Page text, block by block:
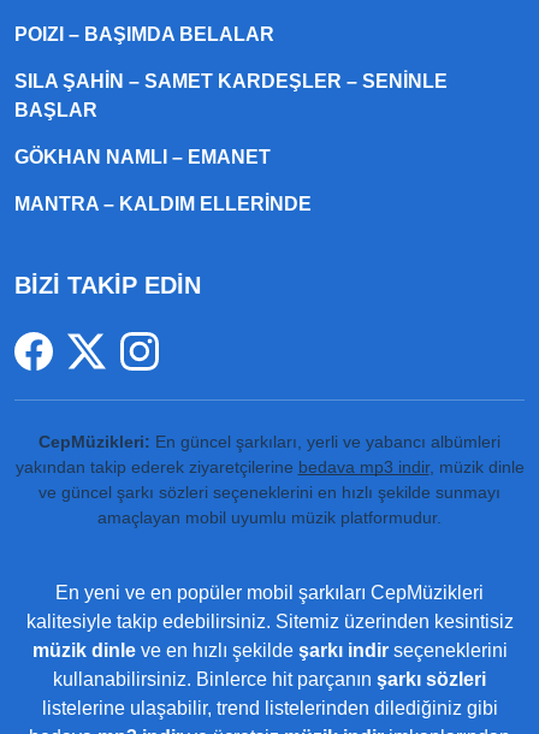
POIZI – BAŞIMDA BELALAR
SILA ŞAHIN – SAMET KARDEŞLER – SENINLE
BAŞLAR
GÖKHAN NAMLI – EMANET
MANTRA – KALDIM ELLERINDE
BİZİ TAKİP EDİN
CepMüzikleri: En güncel şarkıları, yerli ve yabancı albümleri
yakından takip ederek ziyaretçilerine bedava mp3 indir, müzik dinle
ve güncel şarkı sözleri seçeneklerini en hızlı şekilde sunmayı
amaçlayan mobil uyumlu müzik platformudur.
En yeni ve en popüler mobil şarkıları CepMüzikleri
kalitesiyle takip edebilirsiniz. Sitemiz üzerinden kesintisiz
müzik dinleve en hızlı şekilde şarkı indirseçeneklerini
kullanabilirsiniz. Binlerce hit parçanın şarkı sözleri
listelerine ulaşabilir, trend listelerinden dilediğiniz gibi